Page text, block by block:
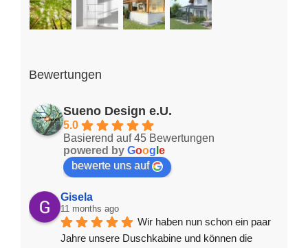
Bewertungen
Sueno Design e.U.
5.0
Basierend auf 45 Bewertungen
powered by Goog e
bewerte uns auf
Gisela
11 months ago
Wir haben nun schon ein paar
Jahre unsere Duschkabine und können die